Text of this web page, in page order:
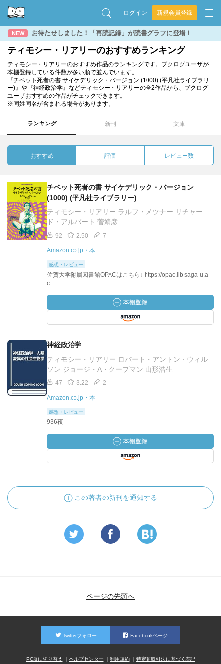
ログイン 新規会員登録
NEW お待たせしました！「再読記録」が読書グラフに登場！
ティモシー・リアリーのおすすめランキング
ティモシー・リアリーのおすすめ作品のランキングです。ブクログユーザが
本棚登録している件数が多い順で並んでいます。
『チベット死者の書 サイケデリック・バージョン (1000) (平凡社ライブラリ
ー)』や『神経政治学』などティモシー・リアリーの全2作品から、ブクログ
ユーザおすすめの作品がチェックできます。
※同姓同名が含まれる場合があります。
ランキング 新刊 文庫
おすすめ 評価 レビュー数
チベット死者の書 サイケデリック・バージョン
(1000) (平凡社ライブラリー)
ティモシー・リアリー ラルフ・メツナー リチャー
ド・アルパート 菅靖彦
92 2.50 7
Amazon.co.jp・本
感想・レビュー
佐賀大学附属図書館OPACはこちら↓ https://opac.lib.saga-u.a
c...
神経政治学
ティモシー・リアリー ロバート・アントン・ウィル
ソン ジョージ・A・クープマン 山形浩生
47 3.22 2
Amazon.co.jp・本
感想・レビュー
936夜
この著者の新刊を通知する
ページの先頭へ
Twitterフォロー Facebookページ
PC版に切り替え ヘルプセンター 利用規約 特定商取引法に基づく表記